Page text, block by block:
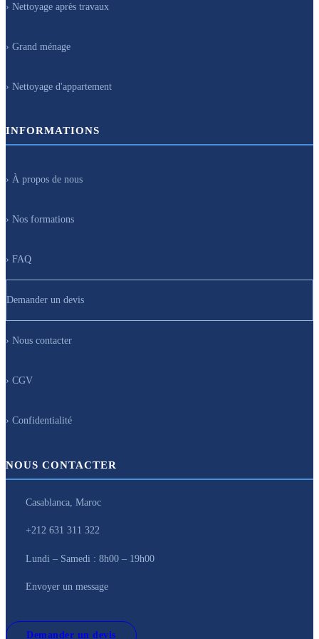
› Nettoyage après travaux
› Grand ménage
› Nettoyage d'appartement
INFORMATIONS
› À propos de nous
› Nos formations
› FAQ
Demander un devis
› Nous contacter
› CGV
› Confidentialité
NOUS CONTACTER
Casablanca, Maroc
+212 631 311 322
Lundi – Samedi : 8h00 – 19h00
Envoyer un message
Demander un devis